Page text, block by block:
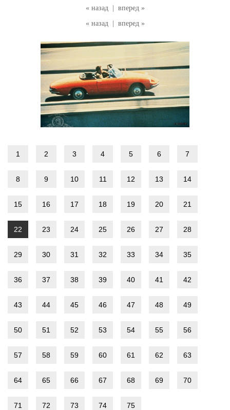
« назад
вперед »
« назад
вперед »
1 2 3 4 5 6 7
8 9 10 11 12 13 14
15 16 17 18 19 20 21
22 23 24 25 26 27 28
29 30 31 32 33 34 35
36 37 38 39 40 41 42
43 44 45 46 47 48 49
50 51 52 53 54 55 56
57 58 59 60 61 62 63
64 65 66 67 68 69 70
71 72 73 74 75